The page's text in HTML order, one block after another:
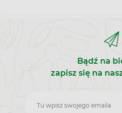
Bądź na
zapisz się na
Zapisz